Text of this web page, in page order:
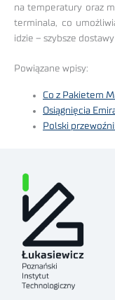
na temperatury oraz
terminala, co
idzie – szybsze
Powiązane wpisy:
Co z Pakietem
Osiągnięcia
Polski